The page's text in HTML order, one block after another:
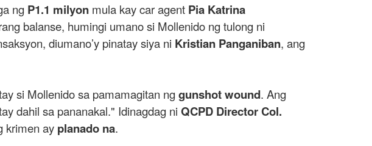
ng P1.1 milyon mula kay car agent Pia Katrina
balanse, humingi umano si Mollenido ng tulong ni
diumano’y pinatay siya ni Kristian Panganiban, ang
si Mollenido sa pamamagitan nggunshot wound. Ang
dahil sa pananakal." Idinagdag ni QCPD Director Col.
krimen ay planado na.